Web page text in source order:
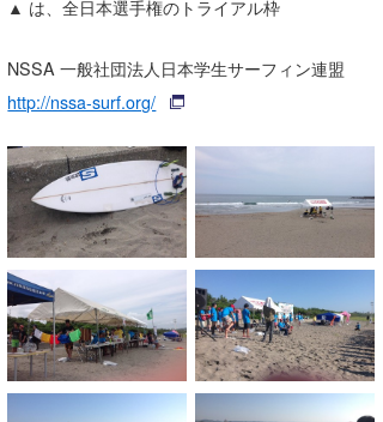
▲ は、全日本選手権のトライアル枠
NSSA 一般社団法人日本学生サーフィン連盟
http://nssa-surf.org/